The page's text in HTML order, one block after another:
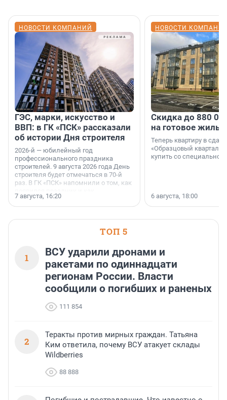
НОВОСТИ КОМПАНИЙ
ГЭС, марки, искусство и
ВВП: в ГК «ПСК» рассказали
об истории Дня строителя
2026-й — юбилейный год
профессионального праздника
строителей. 9 августа 2026 года День
строителя будет отмечаться в 70-й
раз. В ГК «ПСК» напомнили о том, как
поменялась роль строительства.
7 августа, 16:20
НОВОСТИ
Скидка до 880
на готовое
Теперь квартиру в
«Образцовый квартал
купить со специальной
6 августа, 18:00
ТОП 5
1
ВСУ ударили дронами и
ракетами по одиннадцати
регионам России. Власти
сообщили о погибших и раненых
111 854
2
Теракты против мирных граждан. Татьяна
Ким ответила, почему ВСУ атакует склады
Wildberries
88 888